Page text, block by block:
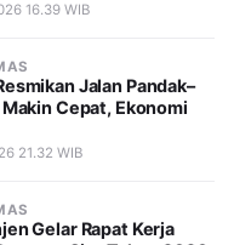
16.39 WIB
Jalan Pandak–
Cepat, Ekonomi
21.32 WIB
Gelar Rapat Kerja